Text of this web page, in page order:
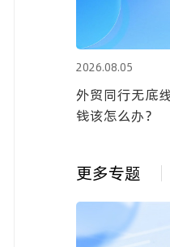
2026.08.05
外贸同行无底
钱该怎么办？
更多专题